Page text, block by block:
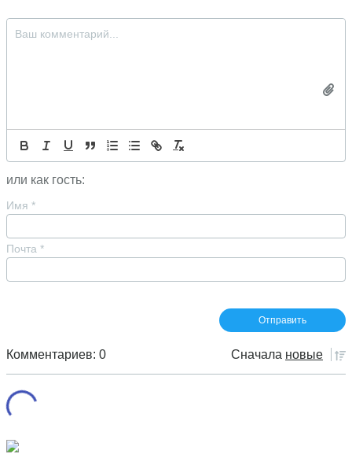
или как гость:
Имя *
Почта *
Комментариев: 0 Сначала новые